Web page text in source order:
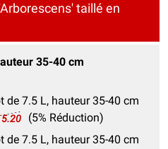
taillé en
35-40 cm
de 7.5 L, hauteur 35-40 cm
(5% Réduction)
de 7.5 L, hauteur 35-40 cm